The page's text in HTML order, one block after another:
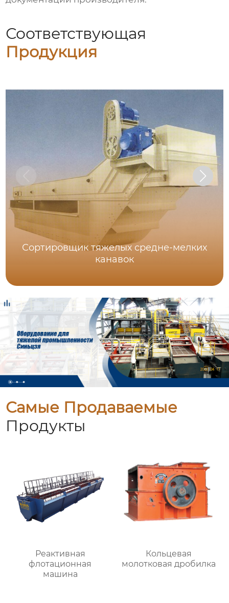
Соответствующая
Продукция
Сортировщик тяжелых средне-мелких
канавок
Самые Продаваемые
Продукты
Реактивная
флотационная
машина
Кольцевая
молотковая дробилка